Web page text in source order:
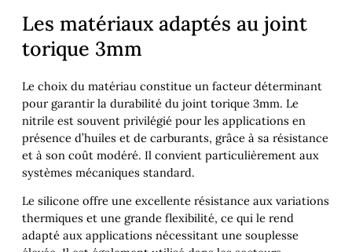
Les matériaux adaptés au joint
torique 3mm
Le choix du matériau constitue un facteur déterminant
pour garantir la durabilité du joint torique 3mm. Le
nitrile est souvent privilégié pour les applications en
présence d’huiles et de carburants, grâce à sa résistance
et à son coût modéré. Il convient particulièrement aux
systèmes mécaniques standard.
Le silicone offre une excellente résistance aux variations
thermiques et une grande flexibilité, ce qui le rend
adapté aux applications nécessitant une souplesse